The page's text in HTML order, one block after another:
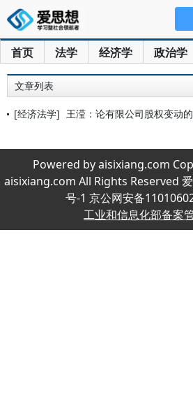
首页 法学 经济学 政治学
文章列表
[经济法学] 王滢：论有限公司股权变动
Powered by aisixiang.com
aisixiang.com All Rights Reserved
号-1 京公网安备
工业和信息化部备案